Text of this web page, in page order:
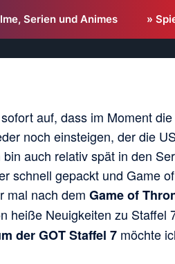
Serien und Animes »
auf, dass im Moment
noch einsteigen, der die
auch relativ spät in den
schnell gepackt und Game
mal nach dem Game of
heiße Neuigkeiten zu Staffel
der GOT Staffel 7 möchte